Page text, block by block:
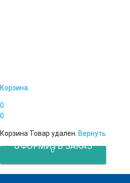
Корзина
0
0
Корзина Товар удален. Вернуть
0
ОФОРМИТЬ ЗАКАЗ